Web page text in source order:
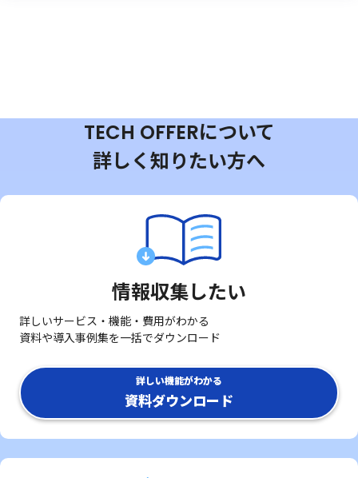
TECH OFFERについて
詳しく知りたい方へ
情報収集したい
詳しいサービス・機能・費用がわかる
資料や導入事例集を一括でダウンロード
詳しい機能がわかる
資料ダウンロード